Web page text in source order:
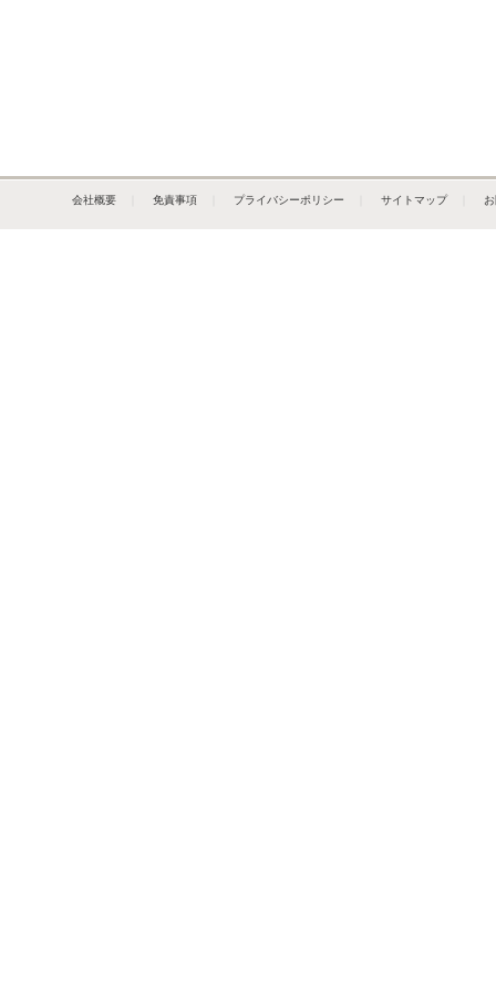
会社概要 免責事項 プライバシーポリシー サイトマップ｜